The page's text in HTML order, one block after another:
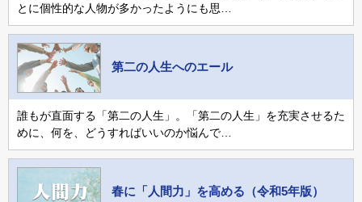
とに個性的な人物が多かったようにも思…
第二の人生へのエール
誰もが直面する「第二の人生」。「第二の人生」を充実させるた
めに、何を、どうすればいいのか悩んで…
春に「人間力」を高める（令和5年版）